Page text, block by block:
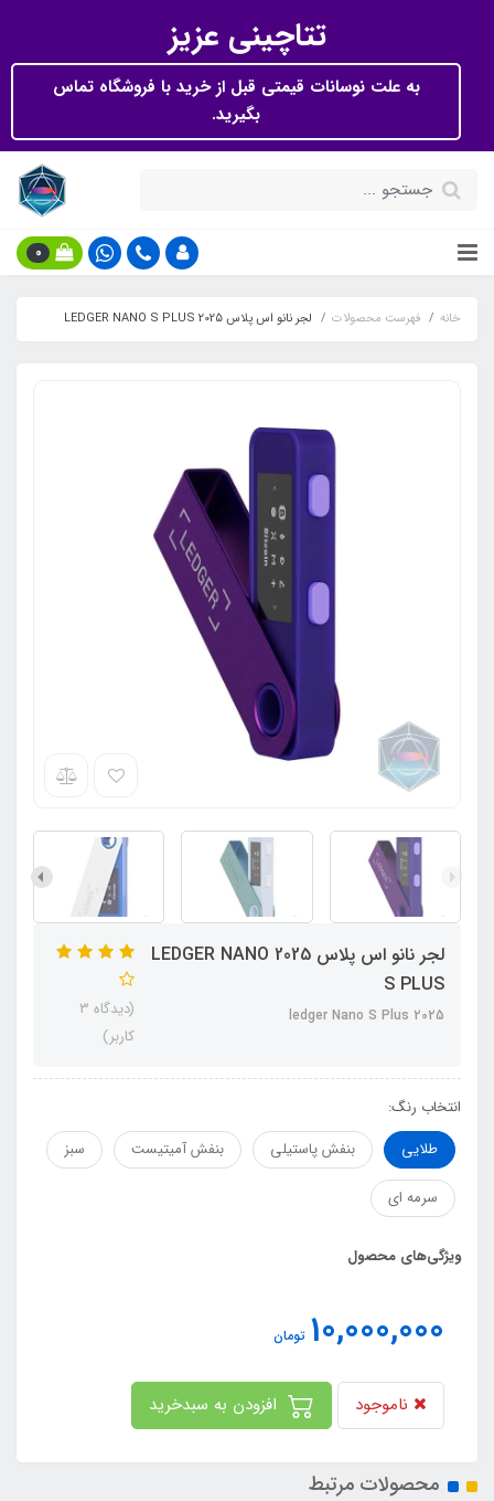
تتاچینی عزیز
به علت نوسانات قیمتی قبل از خرید با فروشگاه تماس
بگیرید.
0
خانه فهرست محصولات لجر نانو اس پلاس 2025 LEDGER NANO S PLUS
لجر نانو اس پلاس 2025 LEDGER NANO
S PLUS
ledger Nano S Plus 2025
(دیدگاه 3
کاربر)
انتخاب رنگ:
طلایی
بنفش پاستیلی بنفش آمیتیست سبز
سرمه ای
ویژگی‌های محصول
10,000,000 تومان
ناموجود
محصولات مرتبط